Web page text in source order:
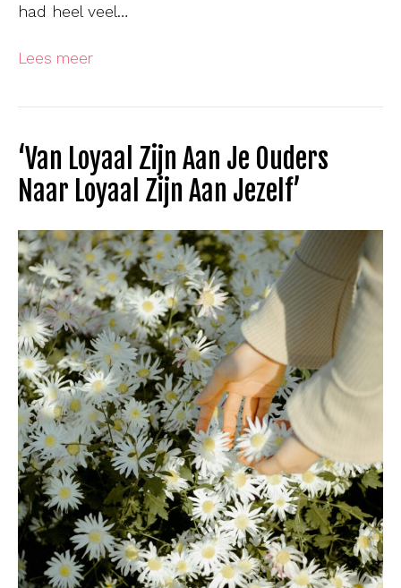
had heel veel…
Lees meer
‘Van Loyaal Zijn Aan Je Ouders
Naar Loyaal Zijn Aan Jezelf’